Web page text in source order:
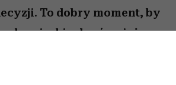
To dobry moment, by
obowiązki, ale również